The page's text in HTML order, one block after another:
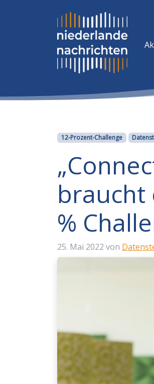
Kategorien
12-Prozent-Challenge
braucht
%
25. Mai 2022 von